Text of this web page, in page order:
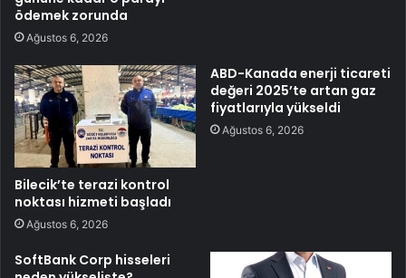
ödemek zorunda
Ağustos 6, 2026
Bilecik’te terazi kontrol
noktası hizmeti başladı
Ağustos 6, 2026
ABD-Kanada enerji ticareti
değeri 2025’te artan gaz
fiyatlarıyla yükseldi
Ağustos 6, 2026
SoftBank Corp hisseleri